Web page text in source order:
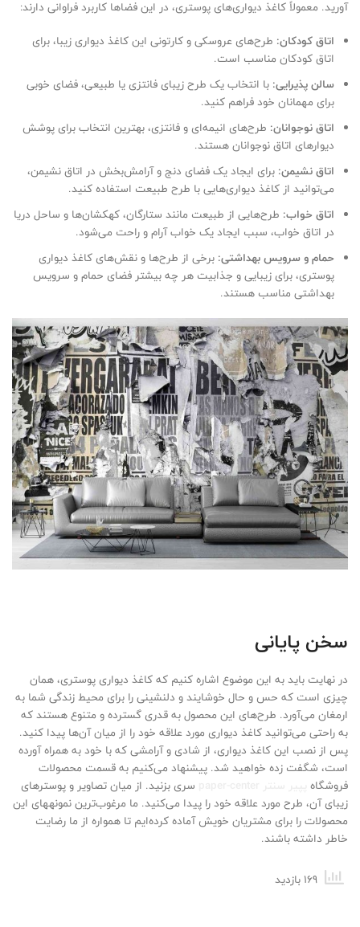
آورید. معمولاً کاغذ دیواری‌های پوستری، در این فضاها کاربرد فراوانی دارند:
اتاق کودکان: طرح‌های عروسکی و کارتونی این کاغذ دیواری زیبا، برای
اتاق کودکان مناسب است.
سالن پذیرایی: با انتخاب یک طرح زیبای فانتزی یا طبیعی، فضای خوبی
برای مهمانان خود فراهم کنید.
اتاق نوجوانان: طرح‌های انیمه‌ای و فانتزی، بهترین انتخاب برای پوشش
دیوارهای اتاق نوجوانان هستند.
اتاق نشیمن: برای ایجاد یک فضای دنج و آرامش‌بخش در اتاق نشیمن،
می‌توانید از کاغذ دیواری‌هایی با طرح طبیعت استفاده کنید.
اتاق خواب: طرح‌هایی از طبیعت مانند ستارگان، کهکشان‌ها و ساحل دریا
در اتاق خواب، سبب ایجاد یک خواب آرام و راحت می‌شود.
حمام و سرویس بهداشتی: برخی از طرح‌ها و نقش‌های کاغذ دیواری
پوستری، برای زیبایی و جذابیت هر چه بیشتر فضای حمام و سرویس
بهداشتی مناسب هستند.
سخن پایانی
در نهایت باید به این موضوع اشاره کنیم که کاغذ دیواری پوستری، همان
چیزی است که حس و حال خوشایند و دلنشینی را برای محیط زندگی شما به
ارمغان می‌آورد. طرح‌های این محصول به قدری گسترده و متنوع هستند که
به راحتی می‌توانید کاغذ دیواری مورد علاقه خود را از میان آن‌ها پیدا کنید.
پس از نصب این کاغذ دیواری، از شادی و آرامشی که با خود به همراه آورده
است، شگفت زده خواهید شد. پیشنهاد می‌کنیم به قسمت محصولات
فروشگاه
سری بزنید. از میان تصاویر و پوستر‌های
زیبای آن، طرح مورد علاقه خود را پیدا می‌کنید. ما مرغوب‌ترین نمونههای این
محصولات را برای مشتریان خویش آماده کرده‌ایم تا همواره از ما رضایت
خاطر داشته باشند.